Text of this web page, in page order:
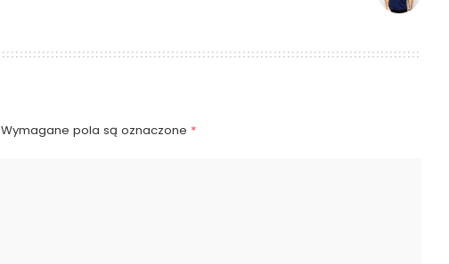
Wymagane pola są oznaczone *